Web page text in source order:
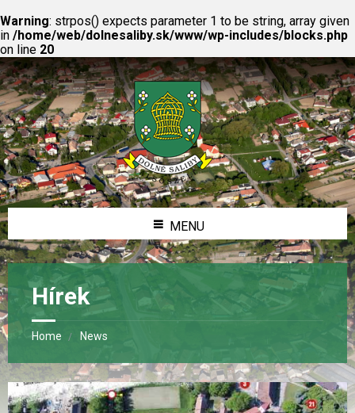
Warning: strpos() expects parameter 1 to be string, array given
in /home/web/dolnesaliby.sk/www/wp-includes/blocks.php
on line 20
MENU
Hírek
Home News